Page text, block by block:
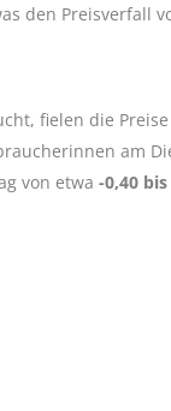
den Preisverfall
fielen die
am
von etwa -0,40